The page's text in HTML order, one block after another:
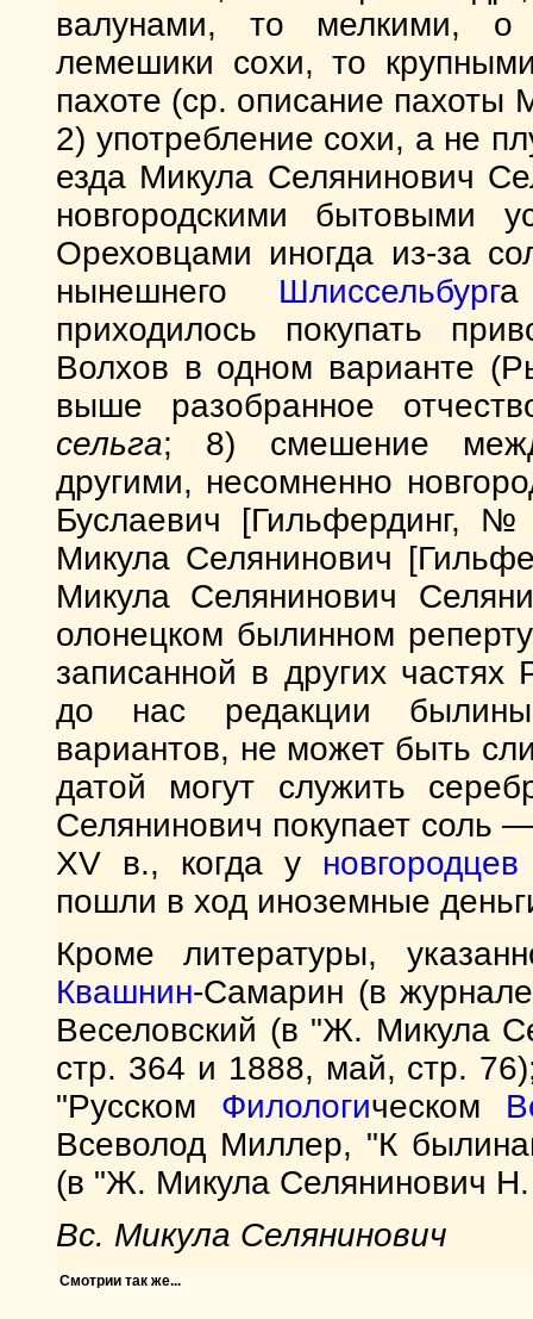
валунами, то мелкими, о
лемешики сохи, то
пахоте (ср. описание пахоты
2) употребление сохи, а не
езда Микула Селянинович
новгородскими бытовыми
Ореховцами иногда из-за
нынешнего Шлиссельбурга
приходилось покупать
Волхов в одном варианте
выше разобранное
сельга; 8) смешение
другими, несомненно
Буслаевич [Гильфердинг,
Микула Селянинович
Микула Селянинович
олонецком былинном
записанной в других
до нас редакции
вариантов, не может быть
датой могут служить
Селянинович покупает соль
XV в., когда у новгородцев
пошли в ход иноземные
Кроме литературы,
Квашнин-Самарин (в
Веселовский (в "Ж. Микула
стр. 364 и 1888, май, стр.
"Русском Филологическом
Всеволод Миллер, "К
(в "Ж. Микула Селянинович
Вс. Микула Селянинович
Смотрии так же...